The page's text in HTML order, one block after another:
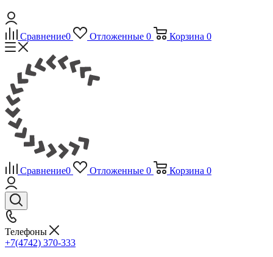
Сравнение0 Отложенные 0 Корзина 0
Сравнение0 Отложенные 0 Корзина 0
Телефоны
+7(4742) 370-333